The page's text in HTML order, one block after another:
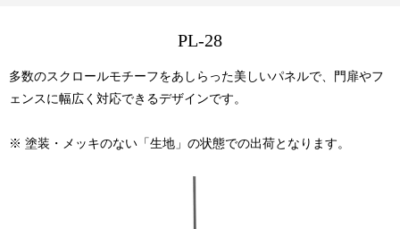
PL-28
多数のスクロールモチーフをあしらった美しいパネルで、門扉やフ
ェンスに幅広く対応できるデザインです。
※ 塗装・メッキのない「生地」の状態での出荷となります。